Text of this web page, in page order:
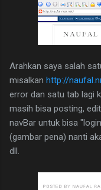
Arahkan saya salah
misalkan http://
error dan satu tab lagi
masih bisa posting,
navBar untuk bisa
(gambar pena) nanti
dll.